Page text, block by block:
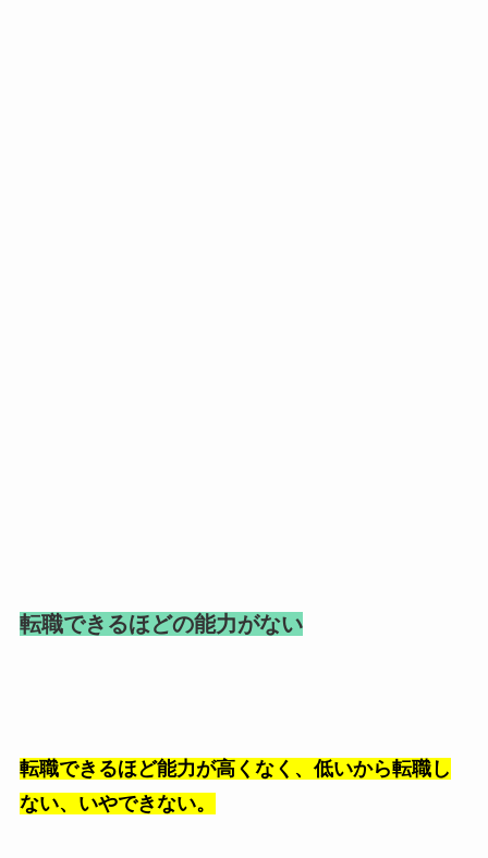
転職できるほどの能力がない
転職できるほど能力が高くなく、低いから転職し
ない、いやできない。